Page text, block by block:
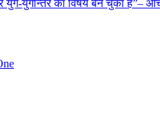
युगान्तर का विषय बन चुका है”–